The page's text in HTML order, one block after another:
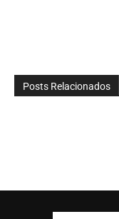
Posts Relacionados